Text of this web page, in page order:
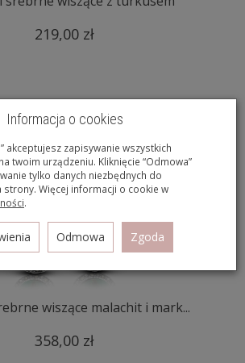
219,00 zł
wiszące malachit i mark...
358,00 zł
Informacja o cookies
akceptujesz zapisywanie wszystkich
twoim urządzeniu. Kliknięcie “Odmowa”
tylko danych niezbędnych do
strony. Więcej informacji o cookie w
.
Odmowa Zgoda